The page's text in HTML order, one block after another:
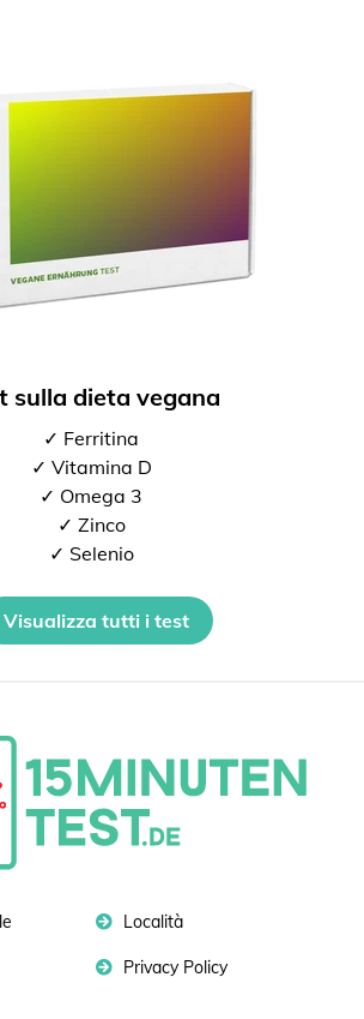
sulla dieta vegana
✓ Ferritina
✓ Vitamina D
✓ Omega 3
✓ Zinco
✓ Selenio
Visualizza tutti i test
Località
Privacy Policy